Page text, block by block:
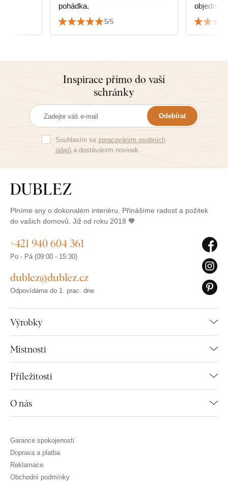
pohádka.
5/5
objednávky. Mandala
Inspirace přímo do vaší
schránky
Odebírat
Souhlasím se zpracováním osobních
údajůa dostáváním novinek.
Plníme sny o dokonalém interiéru. Přinášíme radost a požitek
do vašich domovů. Již od roku 2018 🧡
Výrobky
Místnosti
Příležitosti
O nás
+421 940 604 361
Po - Pá (09:00 - 15:30)
dublez@dublez.cz
Odpovídáme do 1. prac. dne
Garance spokojenosti
Doprava a platba
Reklamace
Obchodní podmínky